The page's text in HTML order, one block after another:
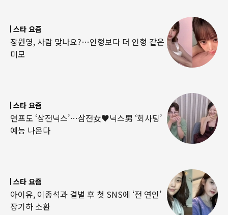
스타 요즘
장원영, 사람 맞나요?…인형보다 더 인형 같은
미모
스타 요즘
연프도 ‘삼전닉스’…삼전女♥닉스男 ‘회사팅’
예능 나온다
스타 요즘
아이유, 이종석과 결별 후 첫 SNS에 ‘전 연인’
장기하 소환